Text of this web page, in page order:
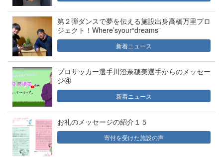
第２弾ダンスで夢を伝える施設出身高橋万里プロ
ジェクト！Where’syour“dreams”
新着ニュース
プロサッカー選手川澄奈穂美選手からのメッセー
ジ④
新着ニュース
お礼のメッセージの紹介１５
寄付を受けた施設の声